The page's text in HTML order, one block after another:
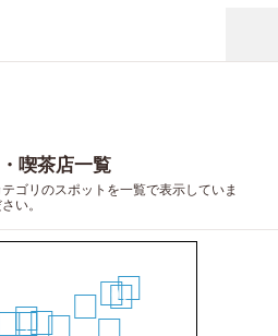
喫茶店一覧
ゴリのスポットを一覧で表示していま
い。
1
3
1012
14